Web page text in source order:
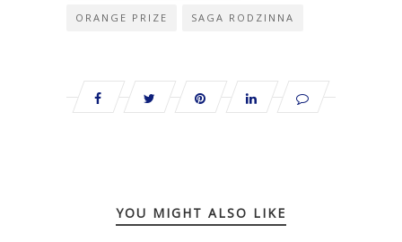
ORANGE PRIZE SAGA RODZINNA
YOU MIGHT ALSO LIKE